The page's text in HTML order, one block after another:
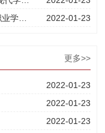
2022-01-23
更多>>
2022-01-23
2022-01-23
2022-01-23